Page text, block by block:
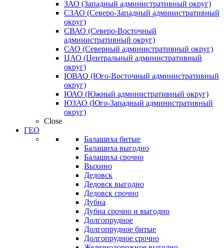
ЗАО (Западный административный округ)
СЗАО (Северо-Западный административный
округ)
СВАО (Северо-Восточный
административный округ)
САО (Северный административный округ)
ЦАО (Центральный административный
округ)
ЮВАО (Юго-Восточный административный
округ)
ЮАО (Южный административный округ)
ЮЗАО (Юго-Западный административный
округ)
Close
ГЕО
Балашиха битые
Балашиха выгодно
Балашиха срочно
Выхино
Дедовск
Дедовск выгодно
Дедовск срочно
Дубна
Дубна срочно и выгодно
Долгопрудное
Долгопрудное битые
Долгопрудное срочно